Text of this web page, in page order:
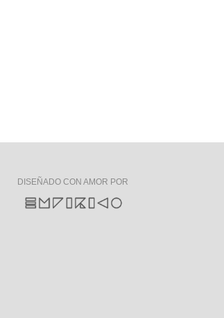
DISEÑADO CON AMOR POR